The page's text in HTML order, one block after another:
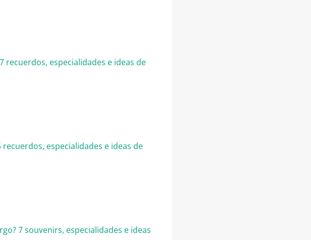
recuerdos, especialidades e ideas de
recuerdos, especialidades e ideas de
7 souvenirs, especialidades e ideas